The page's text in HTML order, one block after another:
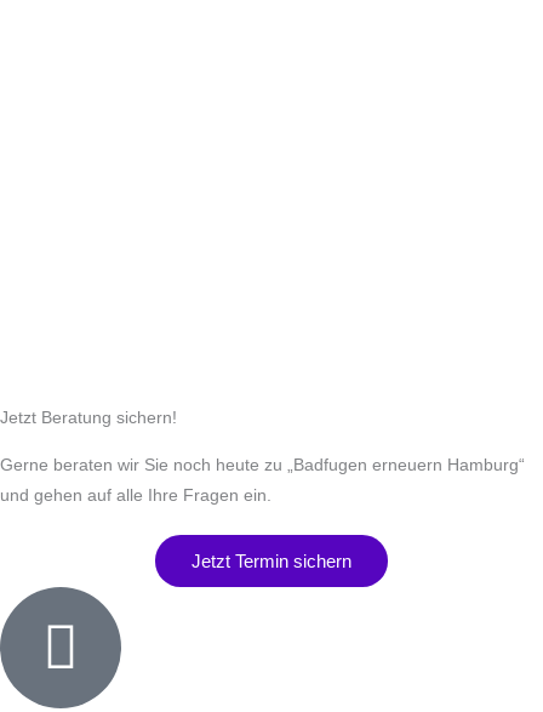
Jetzt Beratung sichern!
Gerne beraten wir Sie noch heute zu „Badfugen erneuern Hamburg“
und gehen auf alle Ihre Fragen ein.
Jetzt Termin sichern